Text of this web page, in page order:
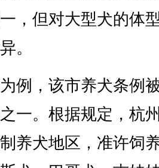
，但对大型犬的体
。
，该市养犬条例
一。根据规定，杭
养犬地区，准许饲